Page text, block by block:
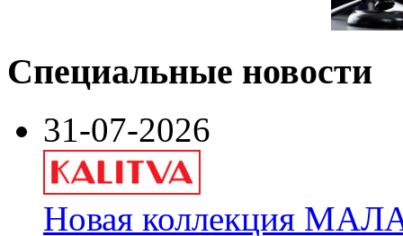
Специальные новости
31-07-2026
Новая коллекция